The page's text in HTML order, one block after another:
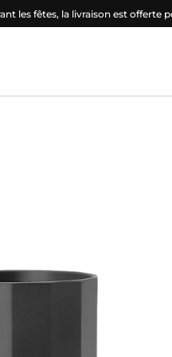
les fêtes, la livraison est